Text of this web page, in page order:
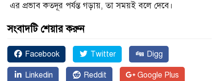
এর প্রভাব কতদূর পর্যন্ত গড়ায়, তা সময়ই বলে দেবে।
সংবাদটি শেয়ার করুন
Facebook Twitter Digg
Linkedin Reddit Google Plus